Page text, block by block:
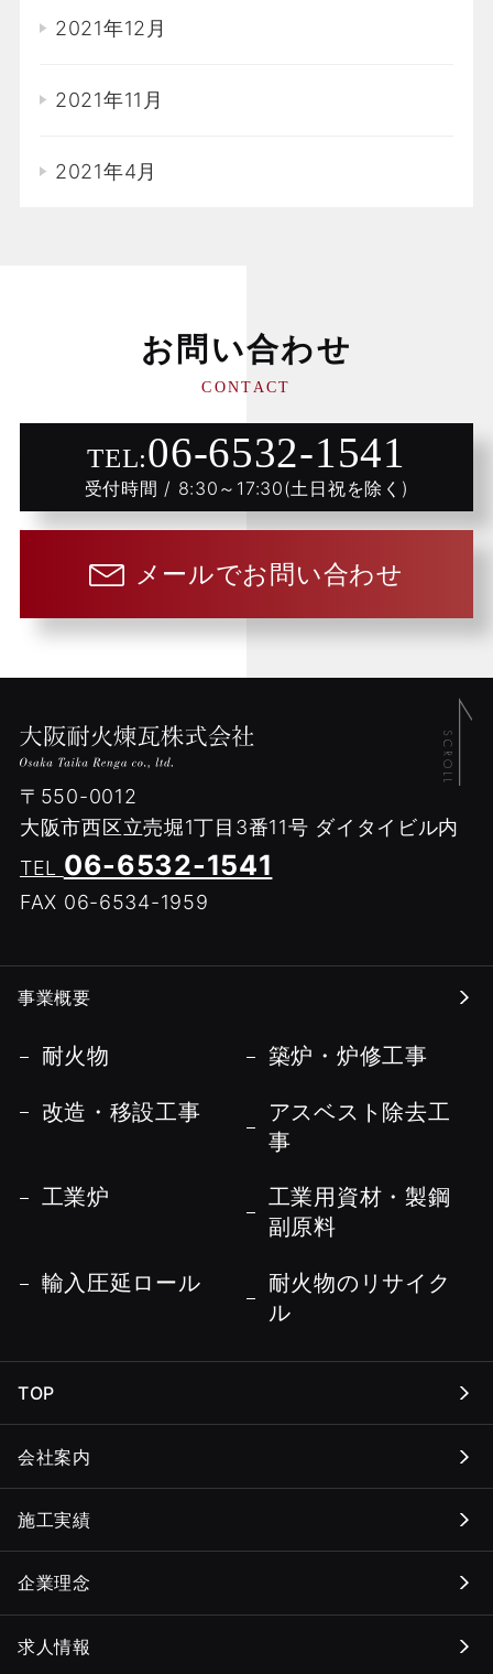
2021年12月
2021年11月
2021年4月
お問い合わせ
CONTACT
TEL:06-6532-1541
受付時間 / 8:30～17:30(土日祝を除く)
メールでお問い合わせ
〒550-0012
大阪市西区立売堀1丁目3番11号 ダイタイビル内
TEL 06-6532-1541
FAX 06-6534-1959
事業概要
耐火物 築炉・炉修工事
改造・移設工事
アスベスト除去工
事
工業炉
工業用資材・製鋼
副原料
輸入圧延ロール
耐火物のリサイク
ル
TOP
会社案内
施工実績
企業理念
求人情報